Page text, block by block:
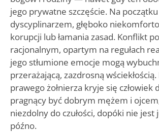
jego prywatne szczęście. Na
dyscyplinarzem, głęboko
korupcji lub łamania zasad. Konflikt
racjonalnym, opartym na regułach
jego stłumione emocje mogą
przerażającą, zazdrosną
prawego żołnierza kryje się człowiek
pragnący być dobrym mężem i
niezdolny do czułości, dopóki nie jest
późno.